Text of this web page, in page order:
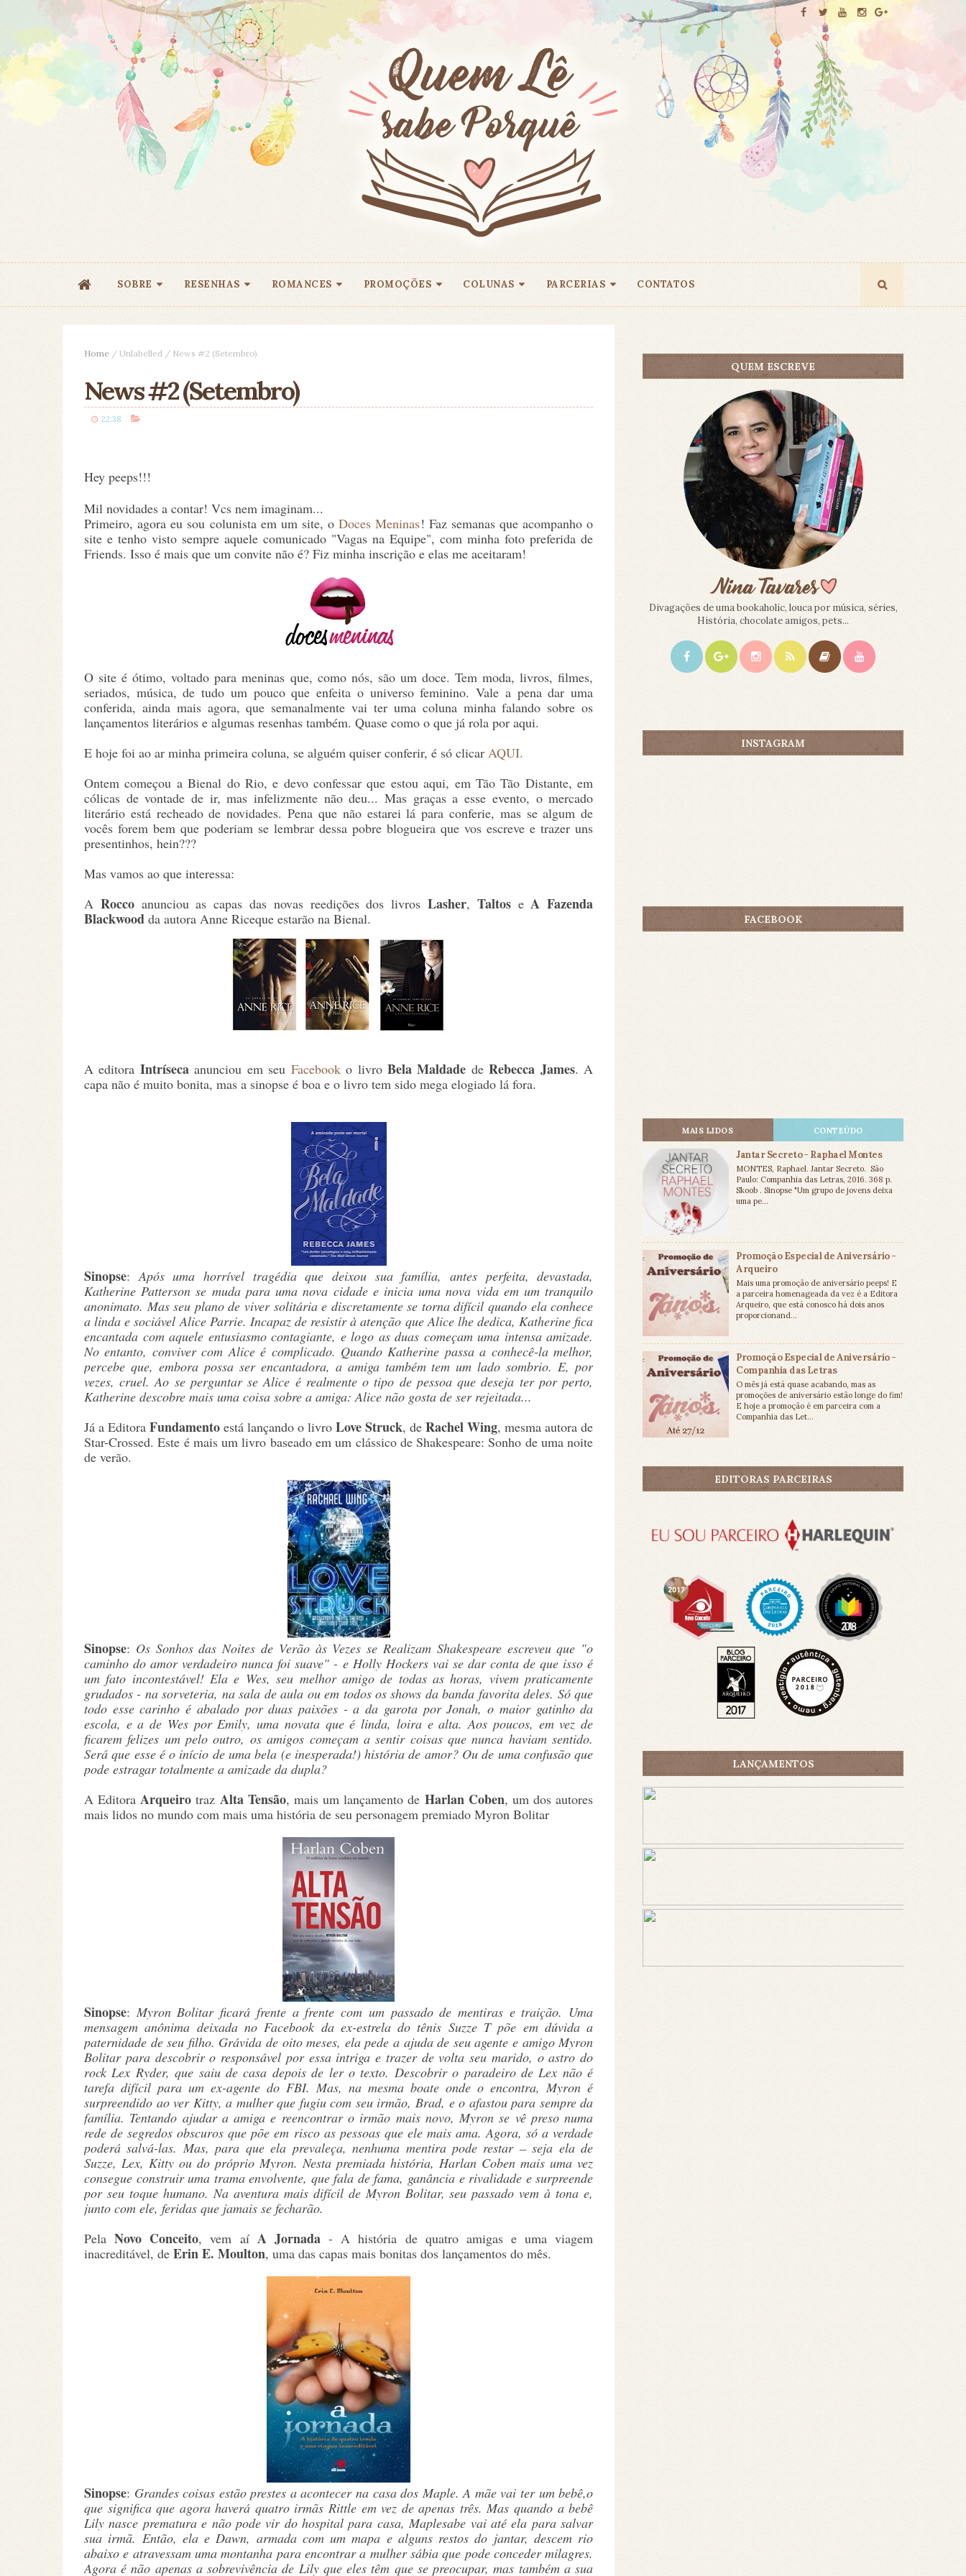
SOBRE RESENHAS ROMANCES PROMOÇÕES COLUNAS PARCERIAS CONTATOS
Home / Unlabelled / News #2 (Setembro)
News #2 (Setembro)
22:38
Hey peeps!!!
Mil novidades a contar! Vcs nem imaginam...
Primeiro, agora eu sou colunista em um site, oDoces Meninas! Faz semanas que acompanho o
site e tenho visto sempre aquele comunicado "Vagas na Equipe", com minha foto preferida de
Friends. Isso é mais que um convite não é? Fiz minha inscrição e elas me aceitaram!
O site é ótimo, voltado para meninas que, como nós, são um doce. Tem moda, livros, filmes,
seriados, música, de tudo um pouco que enfeita o universo feminino. Vale a pena dar uma
conferida, ainda mais agora, que semanalmente vai ter uma coluna minha falando sobre os
lançamentos literários e algumas resenhas também. Quase como o que já rola por aqui.
E hoje foi ao ar minha primeira coluna, se alguém quiser conferir, é só clicar AQUI.
Ontem começou a Bienal do Rio, e devo confessar que estou aqui, em Tão Tão Distante, em
cólicas de vontade de ir, mas infelizmente não deu... Mas graças a esse evento, o mercado
literário está recheado de novidades. Pena que não estarei lá para conferie, mas se algum de
vocês forem bem que poderiam se lembrar dessa pobre blogueira que vos escreve e trazer uns
presentinhos, hein???
Mas vamos ao que interessa:
A Roccoanunciou as capas das novas reedições dos livrosLasher, TaltoseA Fazenda
Blackwood da autora Anne Riceque estarão na Bienal.
A editora Intrísecaanunciou em seu Facebooko livroBela Maldade deRebecca James. A
capa não é muito bonita, mas a sinopse é boa e o livro tem sido mega elogiado lá fora.
Sinopse:Após uma horrível tragédia que deixou sua família, antes perfeita, devastada,
Katherine Patterson se muda para uma nova cidade e inicia uma nova vida em um tranquilo
anonimato. Mas seu plano de viver solitária e discretamente se torna difícil quando ela conhece
a linda e sociável Alice Parrie. Incapaz de resistir à atenção que Alice lhe dedica, Katherine fica
encantada com aquele entusiasmo contagiante, e logo as duas começam uma intensa amizade.
No entanto, conviver com Alice é complicado. Quando Katherine passa a conhecê-la melhor,
percebe que, embora possa ser encantadora, a amiga também tem um lado sombrio. E, por
vezes, cruel. Ao se perguntar se Alice é realmente o tipo de pessoa que deseja ter por perto,
Katherine descobre mais uma coisa sobre a amiga: Alice não gosta de ser rejeitada...
Já a EditoraFundamento está lançando o livroLove Struck, deRachel Wing, mesma autora de
Star-Crossed. Este é mais um livro baseado em um clássico de Shakespeare: Sonho de uma noite
de verão.
Sinopse: Os Sonhos das Noites de Verão às Vezes se Realizam Shakespeare escreveu que "o
caminho do amor verdadeiro nunca foi suave" - e Holly Hockers vai se dar conta de que isso é
um fato incontestável! Ela e Wes, seu melhor amigo de todas as horas, vivem praticamente
grudados - na sorveteria, na sala de aula ou em todos os shows da banda favorita deles. Só que
todo esse carinho é abalado por duas paixões - a da garota por Jonah, o maior gatinho da
escola, e a de Wes por Emily, uma novata que é linda, loira e alta. Aos poucos, em vez de
ficarem felizes um pelo outro, os amigos começam a sentir coisas que nunca haviam sentido.
Será que esse é o início de uma bela (e inesperada!) história de amor? Ou de uma confusão que
pode estragar totalmente a amizade da dupla?
A EditoraArqueiro traz Alta Tensão, mais um lançamento de Harlan Coben, um dos autores
mais lidos no mundo com mais uma história de seu personagem premiado Myron Bolitar
Sinopse: Myron Bolitar ficará frente a frente com um passado de mentiras e traição. Uma
mensagem anônima deixada no Facebook da ex-estrela do tênis Suzze T põe em dúvida a
paternidade de seu filho. Grávida de oito meses, ela pede a ajuda de seu agente e amigo Myron
Bolitar para descobrir o responsável por essa intriga e trazer de volta seu marido, o astro do
rock Lex Ryder, que saiu de casa depois de ler o texto. Descobrir o paradeiro de Lex não é
tarefa difícil para um ex-agente do FBI. Mas, na mesma boate onde o encontra, Myron é
surpreendido ao ver Kitty, a mulher que fugiu com seu irmão, Brad, e o afastou para sempre da
família. Tentando ajudar a amiga e reencontrar o irmão mais novo, Myron se vê preso numa
rede de segredos obscuros que põe em risco as pessoas que ele mais ama. Agora, só a verdade
poderá salvá-las. Mas, para que ela prevaleça, nenhuma mentira pode restar – seja ela de
Suzze, Lex, Kitty ou do próprio Myron. Nesta premiada história, Harlan Coben mais uma vez
consegue construir uma trama envolvente, que fala de fama, ganância e rivalidade e surpreende
por seu toque humano. Na aventura mais difícil de Myron Bolitar, seu passado vem à tona e,
junto com ele, feridas que jamais se fecharão.
PelaNovo Conceito, vem aí A Jornada- A história de quatro amigas e uma viagem
inacreditável, de Erin E. Moulton, uma das capas mais bonitas dos lançamentos do mês.
Sinopse: Grandes coisas estão prestes a acontecer na casa dos Maple. A mãe vai ter um bebê,o
que significa que agora haverá quatro irmãs Rittle em vez de apenas três. Mas quando a bebê
Lily nasce prematura e não pode vir do hospital para casa, Maplesabe vai até ela para salvar
sua irmã. Então, ela e Dawn, armada com um mapa e alguns restos do jantar, descem rio
abaixo e atravessam uma montanha para encontrar a mulher sábia que pode conceder milagres.
Agora é não apenas a sobrevivência de Lily que eles têm que se preocupar, mas também a sua
QUEM ESCREVE
Divagações de uma bookaholic, louca por música, séries,
História, chocolate amigos, pets...
INSTAGRAM
FACEBOOK
MAIS LIDOS CONTEÚDO
Jantar Secreto - Raphael Montes
MONTES, Raphael. Jantar Secreto. São
Paulo: Companhia das Letras, 2016. 368 p.
Skoob . Sinopse "Um grupo de jovens deixa
uma pe...
Promoção Especial de Aniversário -
Arqueiro
Mais uma promoção de aniversário peeps! E
a parceira homenageada da vez é a Editora
Arqueiro, que está conosco há dois anos
proporcionand...
Promoção Especial de Aniversário -
Companhia das Letras
O mês já está quase acabando, mas as
promoções de aniversário estão longe do fim!
E hoje a promoção é em parceira com a
Companhia das Let...
EDITORAS PARCEIRAS
LANÇAMENTOS